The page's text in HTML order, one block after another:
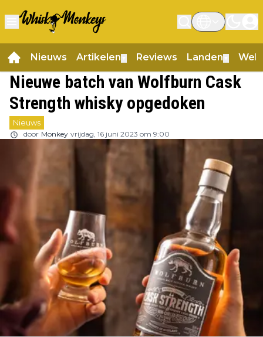
Nieuws Artikelen Reviews Landen
Nieuwe batch van Wolfburn Cask
Strength whisky opgedoken
Nieuws
door Monkey vrijdag, 16 juni 2023 om 9:00